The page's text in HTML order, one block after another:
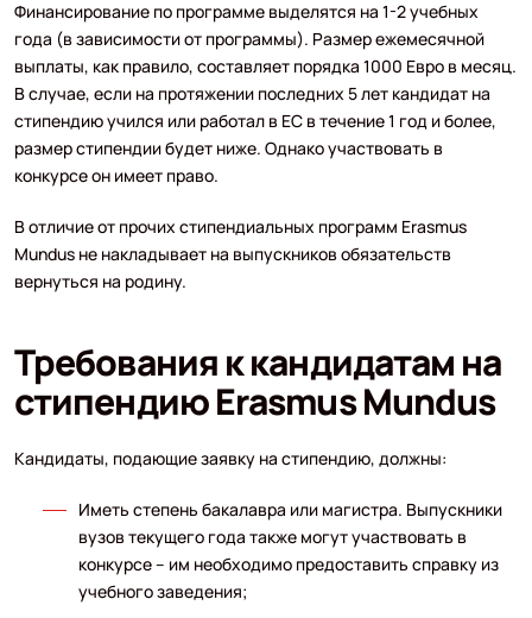
Финансирование по программе выделятся на 1-2 учебных
года (в зависимости от программы). Размер ежемесячной
выплаты, как правило, составляет порядка 1000 Евро в месяц.
В случае, если на протяжении последних 5 лет кандидат на
стипендию учился или работал в ЕС в течение 1 год и более,
размер стипендии будет ниже. Однако участвовать в
конкурсе он имеет право.
В отличие от прочих стипендиальных программ Erasmus
Mundus не накладывает на выпускников обязательств
вернуться на родину.
Требования к кандидатам на
стипендию Erasmus Mundus
Кандидаты, подающие заявку на стипендию, должны:
Иметь степень бакалавра или магистра. Выпускники
вузов текущего года также могут участвовать в
конкурсе – им необходимо предоставить справку из
учебного заведения;